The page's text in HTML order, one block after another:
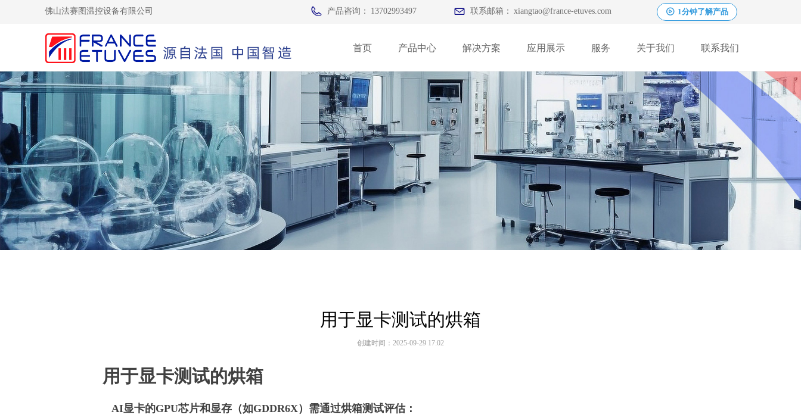
首页 产品中心 解决方案 应用展示 服务 关于我们 联系我们
佛山法赛图温控设备有限公司 产品咨询： 13702993497 联系邮箱： xiangtao@france-etuves.com ꄤ 1分钟了解产品
源自法国 中国智造
用于显卡测试的烘箱
用于显卡测试的烘箱
AI显卡的GPU芯片和显存（如GDDR6X）需通过烘箱测试评估：
创建时间： 2025-09-29 17:02